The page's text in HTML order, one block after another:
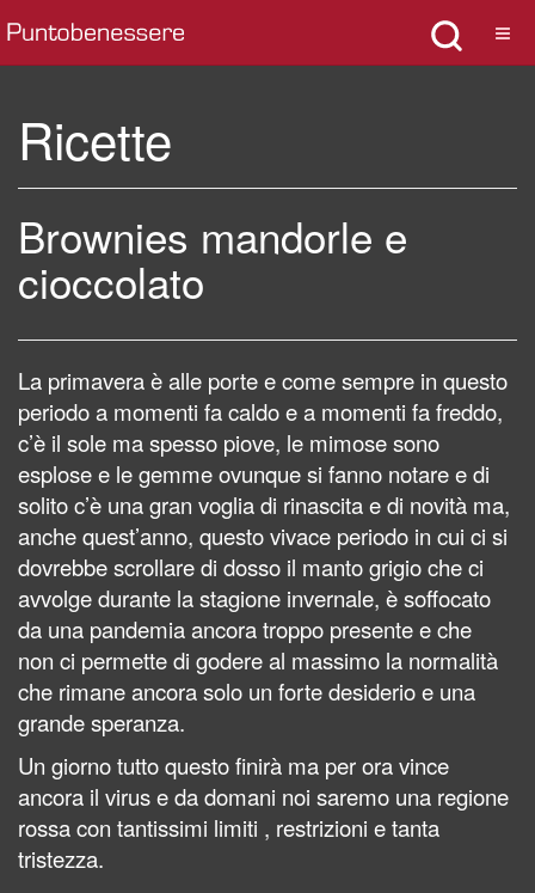
Ricette
Brownies mandorle e
cioccolato
La primavera è alle porte e come sempre in questo
periodo a momenti fa caldo e a momenti fa freddo,
c’è il sole ma spesso piove, le mimose sono
esplose e le gemme ovunque si fanno notare e di
solito c’è una gran voglia di rinascita e di novità ma,
anche quest’anno, questo vivace periodo in cui ci si
dovrebbe scrollaredi dosso il manto grigio che ci
avvolge durante la stagione invernale, è soffocato
da una pandemia ancora troppo presente eche
non ci permette di godere al massimo la normalità
che rimane ancora solo un forte desiderio e una
grande speranza.
Un giorno tutto questo finirà ma per ora vince
ancora il virus e dadomani noi saremo una regione
rossa con tantissimi limiti , restrizioni e tanta
tristezza.